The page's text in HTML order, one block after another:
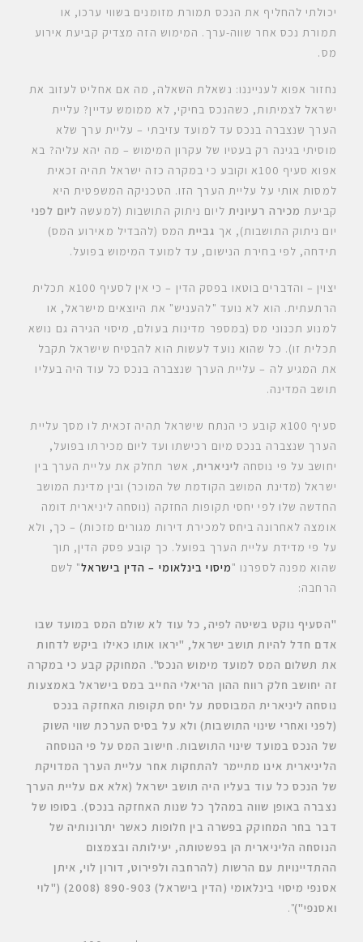
יכולתי להחליף את הנכס תמורת מזומנים בשווי ערכו, או
תמורת נכס אחר שווה-ערך. המימוש הזה מצדיק קביעת אירוע
מס.
נחזור אפוא לענייננו: נשאלת השאלה, מה אם אחליט לעזוב את
ישראל לצמיתות, כשהנכס בחיקי, לא ממומש עדיין? עליית
הערך שנצברה בנכס עד למועד עזיבתי – עליית ערך שלא
מוסיתי בגינה רק בעטיו של עקרון המימוש – מה יהא עליה? בא
אפוא סעיף 100א וקובע כי במקרה כזה ישראל תהיה זכאית
למסות אותי על עליית הערך הזו. הטכניקה המשפטית היא
קביעת מכירה רעיונית ליום ניתוק התושבות (למעשה ליום לפני
יום ניתוק התושבות), אך גביית המס (להבדיל מאירוע המס)
תידחה, לפי בחירת הנישום, עד למועד המימוש בפועל.
יצוין – והדברים בוטאו בפסק הדין – כי אין לסעיף 100א תכלית
הרתעתית. הוא לא נועד "להעניש" את היוצאים מישראל, או
למנוע תכנוני מס (במספר מדינות בעולם, מיסוי הגירה גם נושא
תכלית זו). כל שהוא נועד לעשות הוא להבטיח שישראל תקבל
את המגיע לה – עליית הערך שנצברה בנכס כל עוד היה בעליו
תושב המדינה.
סעיף 100א קובע כי הנתח שישראל תהיה זכאית לו מסך עליית
הערך שנצברה בנכס מיום רכישתו ועד ליום מכירתו בפועל,
יחושב על פי נוסחה ליניארית, אשר תחלק את עליית הערך בין
ישראל (מדינת המושב הקודמת של המוכר) ובין מדינת המושב
החדשה שלו לפי יחסי תקופות החזקה (נוסחה ליניארית דומה
אומצה לאחרונה ביחס למכירת דירות מגורים מזכות) – כך, ולא
על פי מדידת עליית הערך בפועל. כך קובע פסק הדין, תוך
שהוא מפנה לספרנו "מיסוי בינלאומי – הדין בישראל" לשם
הרחבה:
"הסעיף נוקט בשיטה לפיה, כל עוד לא שולם המס במועד שבו
אדם חדל להיות תושב ישראל, "יראו אותו כאילו ביקש לדחות
את תשלום המס למועד מימוש הנכס". המחוקק קבע כי במקרה
זה יחושב חלק רווח ההון הריאלי החייב במס בישראל באמצעות
נוסחה ליניארית המבוססת על יחס תקופות האחזקה בנכס
(לפני ואחרי שינוי התושבות) ולא על בסיס הערכת שווי השוק
של הנכס במועד שינוי התושבות. חישוב המס על פי הנוסחה
הליניארית אינו מתיימר להתחקות אחר עליית הערך המדויקת
של הנכס כל עוד בעליו היה תושב ישראל (אלא אם עליית הערך
נצברה באופן שווה במהלך כל שנות האחזקה בנכס). בסופו של
דבר בחר המחוקק בפשרה בין חלופות כאשר יתרונותיה של
הנוסחה הליניארית הן בפשטותה, יעילותה ובצמצום
ההתדיינויות עם הרשות (להרחבה ולפירוט, דורון לוי, איתן
אסנפי מיסוי בינלאומי (הדין בישראל) 890-903 (2008) ("לוי
ואסנפי")
".